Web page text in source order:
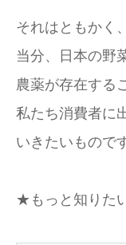
それはともかく、
当分、日本の野
農薬が存在する
私たち消費者に
いきたいもので
★もっと知りた